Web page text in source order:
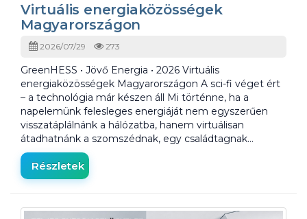
Virtuális energiaközösségek
Magyarországon
2026/07/29 273
GreenHESS • Jövő Energia • 2026 Virtuális
energiaközösségek Magyarországon A sci-fi véget ért
– a technológia már készen áll Mi történne, ha a
napelemünk felesleges energiáját nem egyszerűen
visszatáplálnánk a hálózatba, hanem virtuálisan
átadhatnánk a szomszédnak, egy családtagnak…
Részletek